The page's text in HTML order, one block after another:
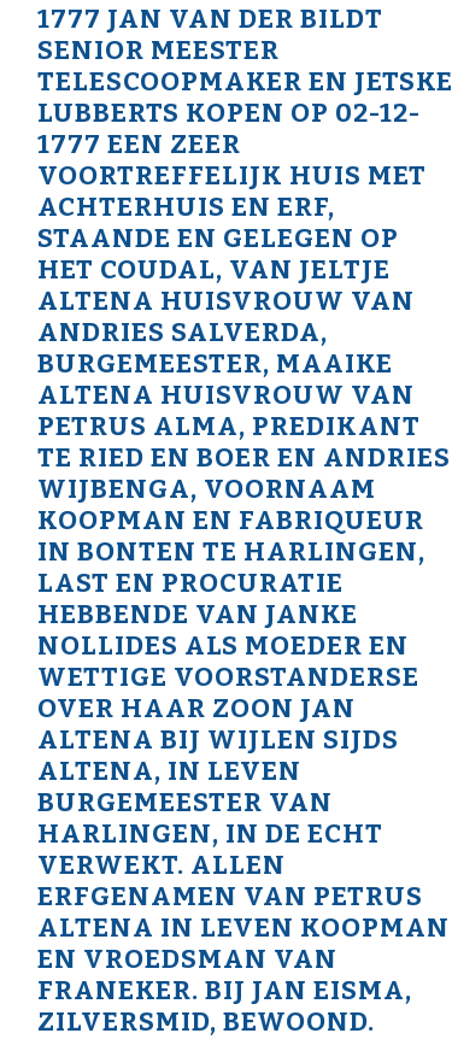
1777 JAN VAN DER BILDT
SENIOR MEESTER
TELESCOOPMAKER EN JETSKE
LUBBERTS KOPEN OP 02-12-
1777 EEN ZEER
VOORTREFFELIJK HUIS MET
ACHTERHUIS EN ERF,
STAANDE EN GELEGEN OP
HET COUDAL, VAN JELTJE
ALTENA HUISVROUW VAN
ANDRIES SALVERDA,
BURGEMEESTER, MAAIKE
ALTENA HUISVROUW VAN
PETRUS ALMA, PREDIKANT
TE RIED EN BOER EN ANDRIES
WIJBENGA, VOORNAAM
KOOPMAN EN FABRIQUEUR
IN BONTEN TE HARLINGEN,
LAST EN PROCURATIE
HEBBENDE VAN JANKE
NOLLIDES ALS MOEDER EN
WETTIGE VOORSTANDERSE
OVER HAAR ZOON JAN
ALTENA BIJ WIJLEN SIJDS
ALTENA, IN LEVEN
BURGEMEESTER VAN
HARLINGEN, IN DE ECHT
VERWEKT. ALLEN
ERFGENAMEN VAN PETRUS
ALTENA IN LEVEN KOOPMAN
EN VROEDSMAN VAN
FRANEKER. BIJ JAN EISMA,
ZILVERSMID, BEWOOND.